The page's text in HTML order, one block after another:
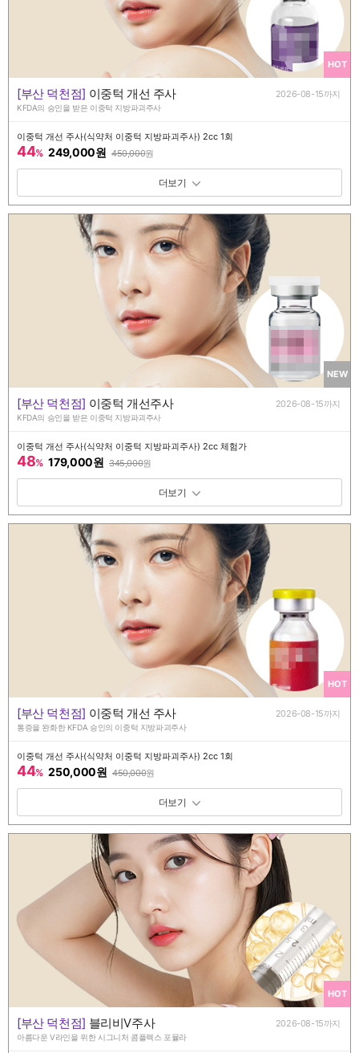
HOT
[부산 덕천점] 이중턱 개선 주사 2026-08-15까지
KFDA의 승인을 받은 이중턱 지방파괴주사
이중턱 개선 주사(식약처 이중턱 지방파괴주사) 2cc 1회
44% 249,000원 450,000원
패키지 보기 토글
NEW
[부산 덕천점] 이중턱 개선주사 2026-08-15까지
KFDA의 승인을 받은 이중턱 지방파괴주사
이중턱 개선 주사(식약처 이중턱 지방파괴주사) 2cc 체험가
48% 179,000원 345,000원
패키지 보기 토글
HOT
[부산 덕천점] 이중턱 개선 주사 2026-08-15까지
통증을 완화한 KFDA 승인의 이중턱 지방파괴주사
이중턱 개선 주사(식약처 이중턱 지방파괴주사) 2cc 1회
44% 250,000원 450,000원
패키지 보기 토글
HOT
[부산 덕천점] 블리비V주사 2026-08-15까지
아름다운 V라인을 위한 시그니처 콤플렉스 포뮬라